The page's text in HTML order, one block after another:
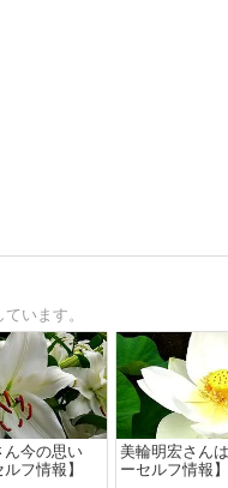
います。
ん今の思い
フ情報】
美輪明宏さん
ーセルフ情報】